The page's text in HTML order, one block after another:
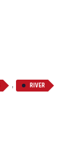
, RIVER